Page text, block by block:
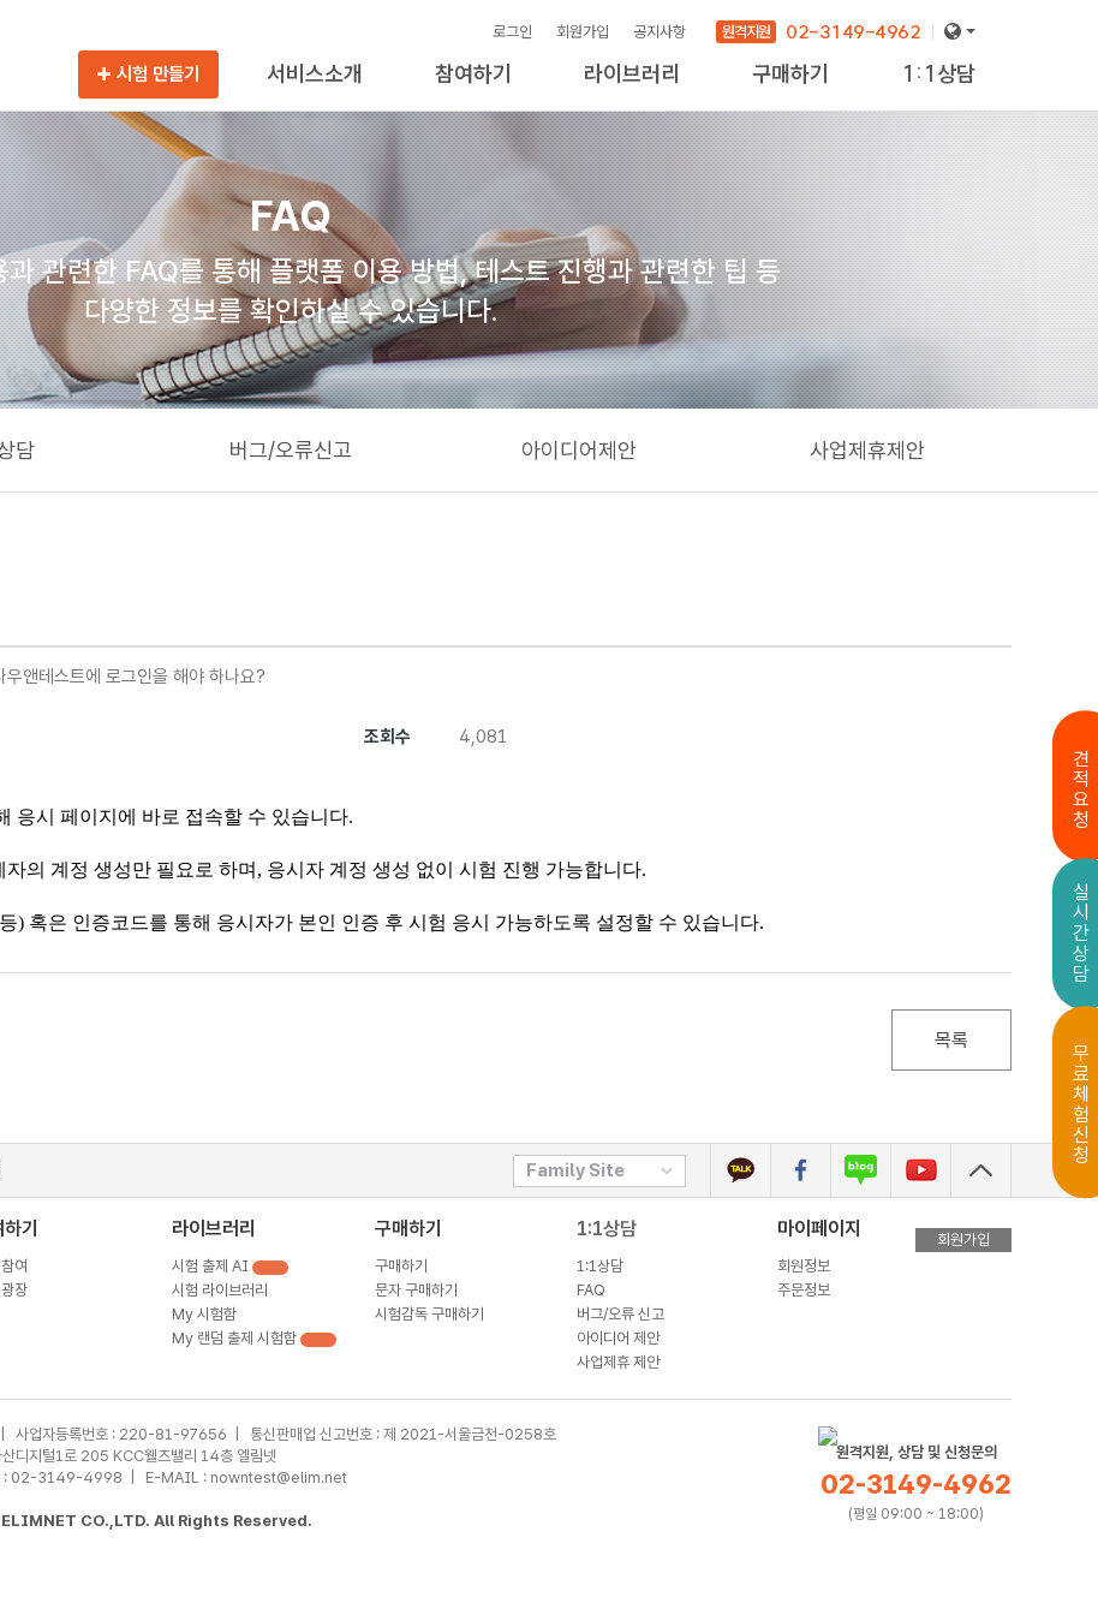
로그인 회원가입 공지사항 원격지원
02-3149-4962
시험 만들기
서비스소개 참여하기 라이브러리 구매하기 1:1상담
FAQ
과 관련한 FAQ를 통해 플랫폼 이용 방법, 테스트 진행과 관련한 팁 등
다양한 정보를 확인하실 수 있습니다.
담 버그/오류신고 아이디어제안 사업제휴제안
앤테스트에 로그인을 해야 하나요?
조회수 4,081
응시 페이지에 바로 접속할 수 있습니다.
의 계정 생성만 필요로 하며, 응시자 계정 생성 없이 시험 진행 가능합니다.
) 혹은 인증코드를 통해 응시자가 본인 인증 후 시험 응시 가능하도록 설정할 수 있습니다.
목록
Family Site
기
여
장
라이브러리
시험 출제 AI
시험 라이브러리
My 시험함
My 랜덤 출제 시험함
구매하기
구매하기
문자 구매하기
시험감독 구매하기
1:1상담
1:1상담
FAQ
버그/오류 신고
아이디어 제안
사업제휴 제안
마이페이지
회원정보
주문정보
회원가입
사업자등록번호 : 220-81-97656 | 통신판매업 신고번호 : 제 2021-서울금천-0258호
디지털1로 205 KCC웰츠밸리 14층 엘림넷
: 02-3149-4998 | E-MAIL : nowntest@elim.net
CO.,LTD. All Rights Reserved.
원격지원, 상담 및 신청문의
02-3149-4962
(평일 09:00 ~ 18:00)
견적요청
실시간상담
무료체험신청